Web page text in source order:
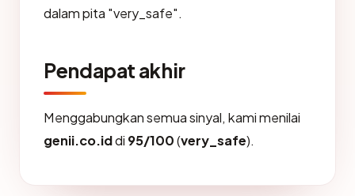
dalam pita "very_safe".
Pendapat akhir
Menggabungkan semua sinyal, kami menilai
genii.co.iddi 95/100(very_safe).